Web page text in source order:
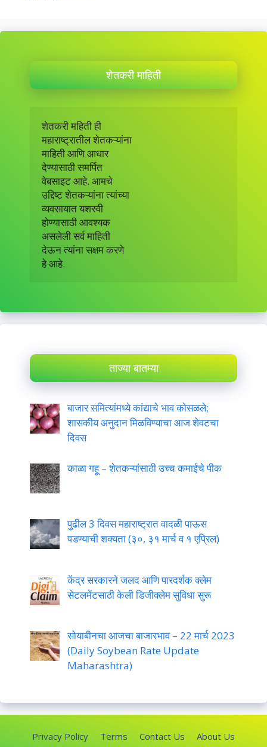
शेतकरी माहिती
शेतकरी महिती ही
महाराष्ट्रातील शेतकऱ्यांना
माहिती आणि आधार
देण्यासाठी समर्पित
वेबसाइट आहे. आमचे
उद्दिष्ट शेतकऱ्यांना त्यांच्या
व्यवसायात यशस्वी
होण्यासाठी आवश्यक
असलेली सर्व माहिती
देऊन त्यांना सक्षम करणे
हे आहे.
ताज्या बातम्या
बाजार समित्यांमध्ये कांद्याचे भाव कोसळले;
शासकीय अनुदान मिळविण्याचा आज शेवटचा
दिवस
काळा गहू – शेतकऱ्यांसाठी उच्च कमाईचे पीक
पुढील 3 दिवस महाराष्ट्रात वादळी पाऊस
पडण्याची शक्यता (३०, ३१ मार्च व १ एप्रिल)
केंद्र सरकारने जलद आणि पारदर्शक क्लेम
सेटलमेंटसाठी केली डिजीक्लेम सुविधा सुरू
सोयाबीनचा आजचा बाजारभाव – 22 मार्च 2023
(Daily Soybean Rate Update
Maharashtra)
Privacy Policy Terms Contact Us About Us